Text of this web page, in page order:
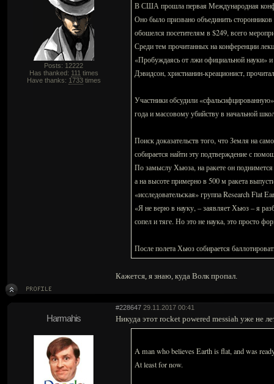
Posts: 12222
Has thanked: 111 times
Have thanks: 1733times
В США прошла первая Международная
Оно было призвано объединить
обошелся посетителям в $249, всего
Среди тем прочитанных на конференции
«Пробуждаясь от лжи официальной науки»
Дэвидсон, христианин-креационист,
Участники обсудили «сфальсифцированную»
года и массовому убийству в начальной
Поиск доказательств того, что Земля на
собирается найти эту подтверждение с
По замыслу Хьюза, на ракете он
а на высоте примерно в 500 м ракета
«исследовательская» группа Research Flat
«Я не верю в науку, – заявляет Хьюз – я
сопел и тяге. Но это не наука, это просто
После полета Хьюз собирается
Кажется, я знаю, куда Волк пропал.
#228647 29.11.2017 00:41
Harmahis Никуда этот rocket powered messiah уже не
A man who believes Earth is flat, and was
At least for now.